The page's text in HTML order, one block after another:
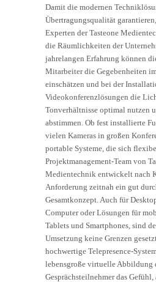
Damit die modernen
Übertragungsqualität
Experten der Tasteone
die Räumlichkeiten der
jahrelangen Erfahrung können
Mitarbeiter die Gegebenheiten
einschätzen und bei der
Videokonferenzlösungen die
Tonverhältnisse optimal nutzen
abstimmen. Ob fest installierte
vielen Kameras in großen
portable Systeme, die sich
Projektmanagement-Team von
Medientechnik entwickelt nach
Anforderung zeitnah ein gut
Gesamtkonzept. Auch für
Computer oder Lösungen für
Tablets und Smartphones, sind
Umsetzung keine Grenzen
hochwertige Telepresence-
lebensgroße virtuelle Abbildung
Gesprächsteilnehmer das Gefühl,